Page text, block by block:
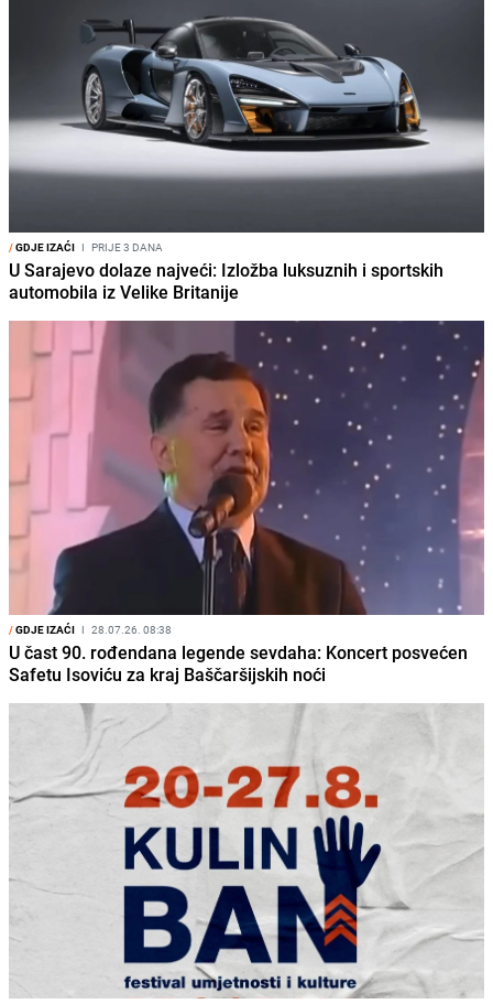
/GDJE IZAĆI I PRIJE 3 DANA
U Sarajevo dolaze najveći: Izložba luksuznih i sportskih
automobila iz Velike Britanije
/GDJE IZAĆI I 28.07.26. 08:38
U čast 90. rođendana legende sevdaha: Koncert posvećen
Safetu Isoviću za kraj Baščaršijskih noći